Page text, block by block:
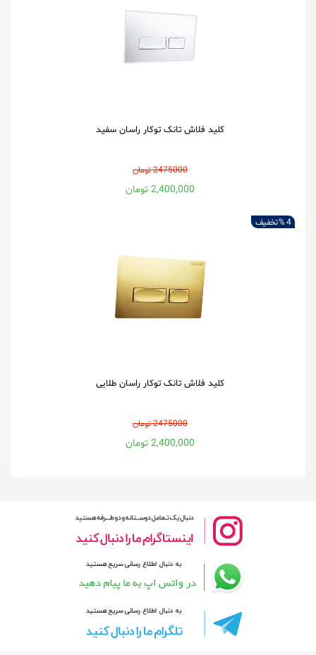
کلید فلاش تانک توکار راسان سفید
2475000 تومان
2,400,000 تومان
4 % تخفیف
کلید فلاش تانک توکار راسان طلایی
2475000 تومان
2,400,000 تومان